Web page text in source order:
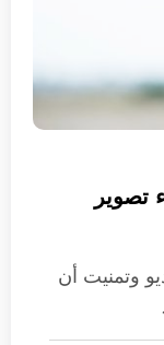
تصوير
وتمنيت أن